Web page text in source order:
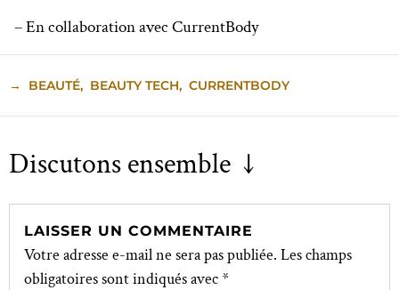
– En collaboration avec CurrentBody
→ BEAUTÉ, BEAUTY TECH, CURRENTBODY
Discutons ensemble ↓
LAISSER UN COMMENTAIRE
Votre adresse e-mail ne sera pas publiée. Les champs
obligatoires sont indiqués avec*